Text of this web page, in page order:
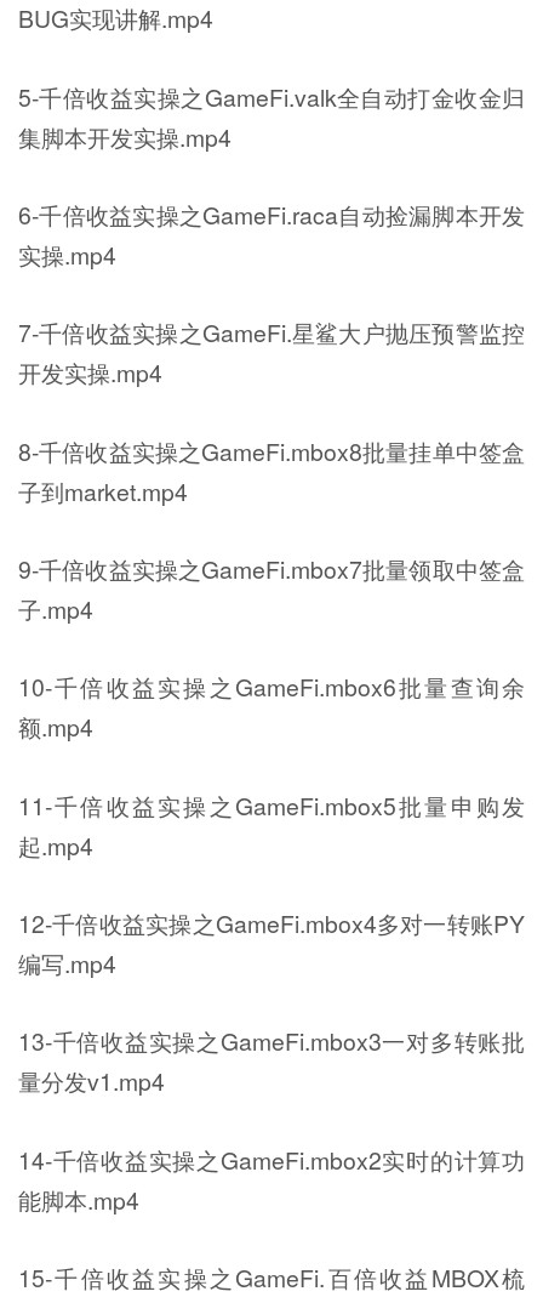
BUG实现讲解.mp4
5-千倍收益实操之GameFi.valk全自动打金收金归
集脚本开发实操.mp4
6-千倍收益实操之GameFi.raca自动捡漏脚本开发
实操.mp4
7-千倍收益实操之GameFi.星鲨大户抛压预警监控
开发实操.mp4
8-千倍收益实操之GameFi.mbox8批量挂单中签盒
子到market.mp4
9-千倍收益实操之GameFi.mbox7批量领取中签盒
子.mp4
10-千倍收益实操之GameFi.mbox6批量查询余
额.mp4
11-千倍收益实操之GameFi.mbox5批量申购发
起.mp4
12-千倍收益实操之GameFi.mbox4多对一转账PY
编写.mp4
13-千倍收益实操之GameFi.mbox3一对多转账批
量分发v1.mp4
14-千倍收益实操之GameFi.mbox2实时的计算功
能脚本.mp4
15-千倍收益实操之GameFi.百倍收益MBOX梳